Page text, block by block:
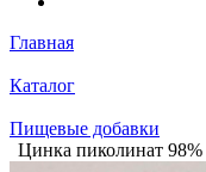
Главная
Каталог
Пищевые добавки
Цинка пиколинат 98%